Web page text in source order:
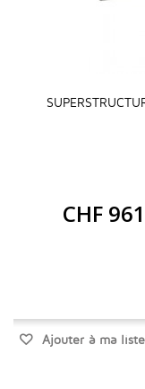
CHF
Ajouter à ma